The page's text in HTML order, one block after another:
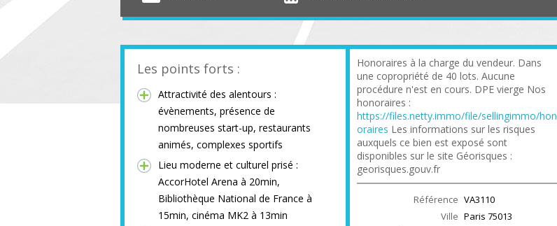
Les points forts :
Attractivité des alentours :
évènements, présence de
nombreuses start-up, restaurants
animés, complexes sportifs
Lieu moderne et culturel prisé :
AccorHotel Arena à 20min,
Bibliothèque National de France à
15min, cinéma MK2 à 13min
Honoraires à la charge du vendeur. Dans
une copropriété de 40 lots. Aucune
procédure n'est en cours. DPE vierge Nos
honoraires :
https://files.netty.immo/file/sellingimmo/hon
oraires Les informations sur les risques
auxquels ce bien est exposé sont
disponibles sur le site Géorisques :
georisques.gouv.fr
Référence VA3110
Ville Paris 75013